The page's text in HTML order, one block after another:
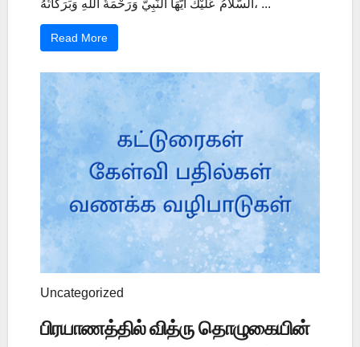
السَّلاَمُ عَلَيْكَ أَيُّهَا النَّبِيُّ وَرَحْمَةُ اللَّهِ وَبَرَكَاتُهُ، ...
Read More
Uncategorized
பிரயாணத்தில் வித்ரு தொழுகையின்